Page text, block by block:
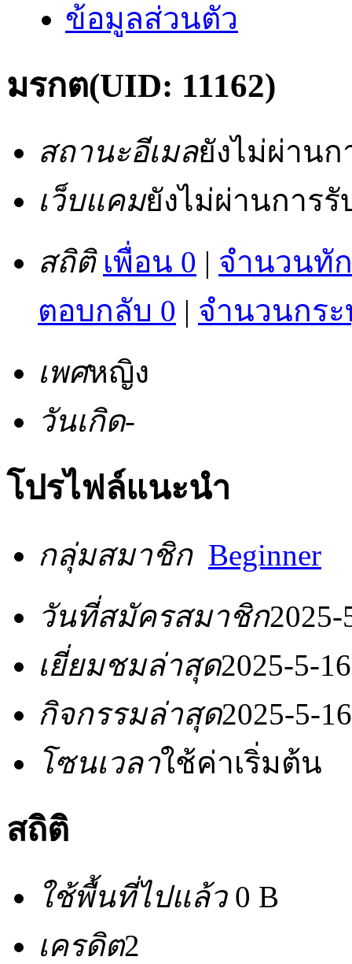
ข้อมูลส่วนตัว
มรกต(UID: 11162)
สถานะอีเมลยังไม่ผ่านก
เว็บแคมยังไม่ผ่านการรั
สถิติ เพื่อน 0 | จำนวนทั
ตอบกลับ 0 | จำนวนกระ
เพศหญิง
วันเกิด-
โปรไฟล์แนะนำ
กลุ่มสมาชิก Beginner
วันที่สมัครสมาชิก2025-
เยี่ยมชมล่าสุด2025-5-
กิจกรรมล่าสุด2025-5-
โซนเวลาใช้ค่าเริ่มต้น
สถิติ
ใช้พื้นที่ไปแล้ว0 B
เครดิต2